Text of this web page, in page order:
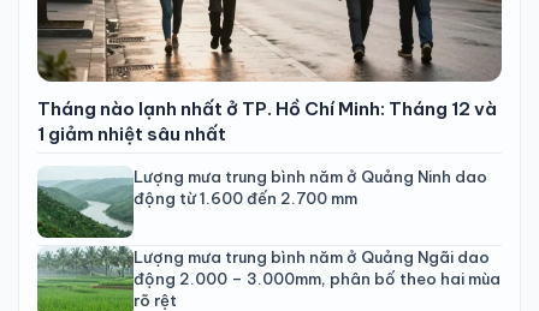
Tháng nào lạnh nhất ở TP. Hồ Chí Minh: Tháng 12 và
1 giảm nhiệt sâu nhất
Lượng mưa trung bình năm ở Quảng Ninh dao
động từ 1.600 đến 2.700 mm
Lượng mưa trung bình năm ở Quảng Ngãi dao
động 2.000 – 3.000mm, phân bố theo hai mùa
rõ rệt